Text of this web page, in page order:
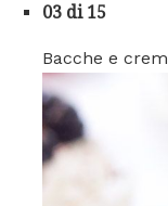
03 di 15
Bacche e